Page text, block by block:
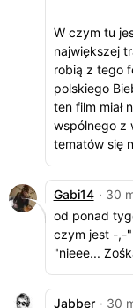
W czym tu
największej
robią z tego
polskiego
ten film miał
wspólnego z
tematów się
Gabi14 · 30
od ponad
czym jest -,-
"nieee...
Jabber · 30